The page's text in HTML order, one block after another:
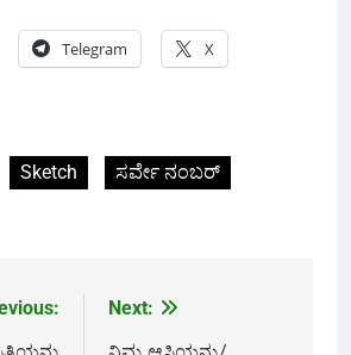
Telegram X
Sketch
ಸರ್ವೇ ನಂಬರ್
Next: